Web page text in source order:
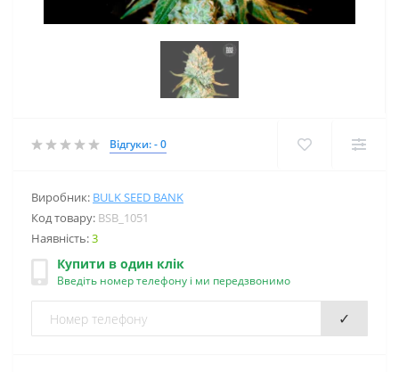
Відгуки: - 0
Виробник: BULK SEED BANK
Код товару: BSB_1051
Наявність:3
Купити в один клік
Введіть номер телефону і ми передзвонимо
✓